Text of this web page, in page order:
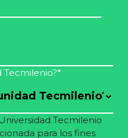
Tecmilenio?*
Tecmilenio
para los fines